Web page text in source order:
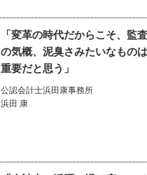
「変革の時代だからこそ、監
の気概、泥臭さみたいなもの
重要だと思う」
公認会計士浜田康事務所
浜田 康